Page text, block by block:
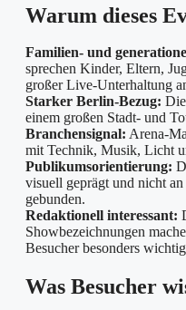
Warum dieses
Familien- und
sprechen Kinder, Eltern,
großer Live-Unterhaltung
Starker Berlin-Bezug:
einem großen Stadt- und
Branchensignal: Arena-
mit Technik, Musik, Licht
Publikumsorientierung:
visuell geprägt und nicht
gebunden.
Redaktionell interessant:
Showbezeichnungen
Besucher besonders
Was Besucher